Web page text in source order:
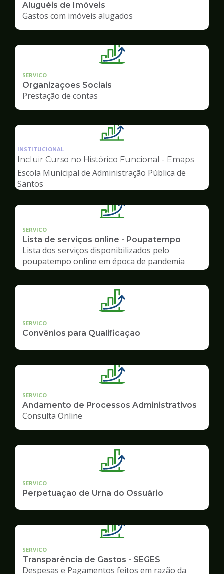
Aluguéis de Imóveis
Gastos com imóveis alugados
SERVICO
Organizações Sociais
Prestação de contas
Ilustração
pagina
de
Gestão
INSTITUCIONAL
Incluir Curso no Histórico Funcional - Emaps
Escola Municipal de Administração Pública de
Santos
SERVICO
Lista de serviços online - Poupatempo
Lista dos serviços disponibilizados pelo
poupatempo online em época de pandemia
SERVICO
Convênios para Qualificação
SERVICO
Andamento de Processos Administrativos
Consulta Online
SERVICO
Perpetuação de Urna do Ossuário
SERVICO
Transparência de Gastos - SEGES
Despesas e Pagamentos feitos em razão da